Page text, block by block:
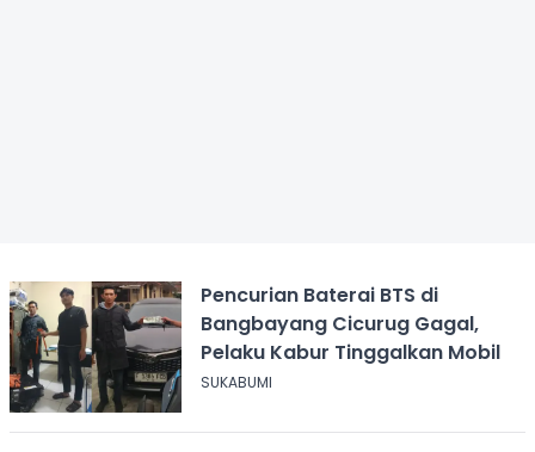
Pencurian Baterai BTS di
Bangbayang Cicurug Gagal,
Pelaku Kabur Tinggalkan Mobil
SUKABUMI